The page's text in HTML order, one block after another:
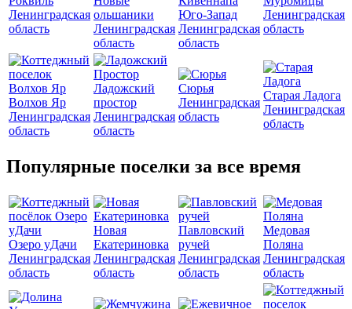
Ленинградская
область
ольшаники
Ленинградская
область
Юго-Запад
Ленинградская
область
Ленинградская
область
Волхов Яр
Ленинградская
область
Ладожский
простор
Ленинградская
область
Сюрья
Ленинградская
область
Старая Ладога
Ленинградская
область
Популярные поселки за все время
Озеро уДачи
Ленинградская
область
Новая
Екатериновка
Ленинградская
область
Павловский
ручей
Ленинградская
область
Медовая
Поляна
Ленинградская
область